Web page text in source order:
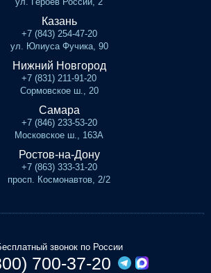
Казань
+7 (843) 254-47-20
ул. Юлиуса Фучика, 90
Нижний Новгород
+7 (831) 211-91-20
Сормовское ш., 20
Самара
+7 (846) 233-53-20
Московское ш., 163А
Ростов-на-Дону
+7 (863) 333-31-20
просп. Космонавтов, 2/2
звонок по России
700-37-20